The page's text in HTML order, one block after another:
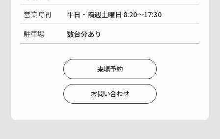
営業時間
平日・隔週土曜日 8:20〜17:30
駐車場
数台分あり
来場予約
お問い合わせ